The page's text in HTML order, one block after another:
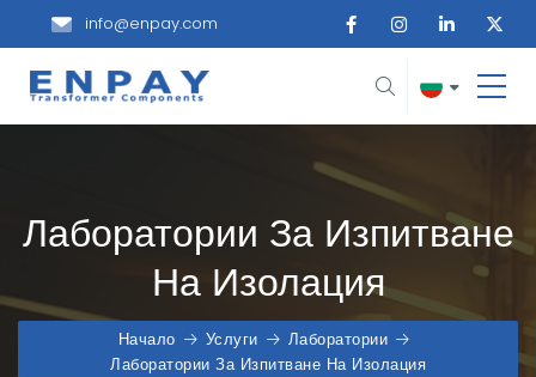
info@enpay.com
Лаборатории За Изпитване
На Изолация
Начало Услуги
Лаборатории
Лаборатории За Изпитване На Изолация